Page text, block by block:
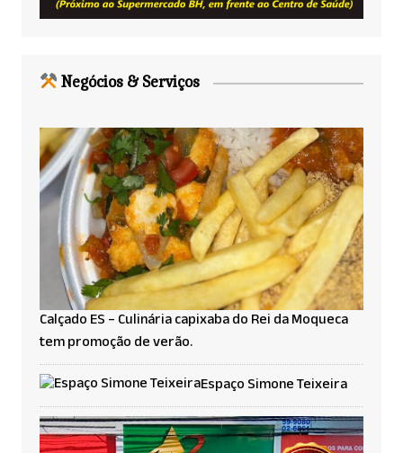
Negócios & Serviços
Calçado ES – Culinária capixaba do Rei da Moqueca
tem promoção de verão.
Espaço Simone Teixeira